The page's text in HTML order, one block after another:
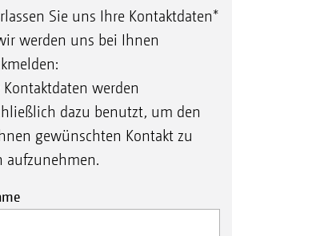
Sie uns Ihre Kontaktdaten*
werden uns bei Ihnen
Kontaktdaten werden
dazu benutzt, um den
gewünschten Kontakt zu
aufzunehmen.